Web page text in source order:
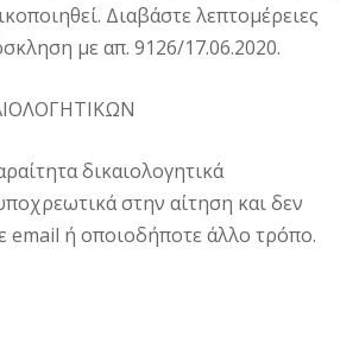
Διαβάστε λεπτομέρειες
με απ. 9126/17.06.2020.
δικαιολογητικά
στην αίτηση και δεν
email ή οποιοδήποτε άλλο τρόπο.